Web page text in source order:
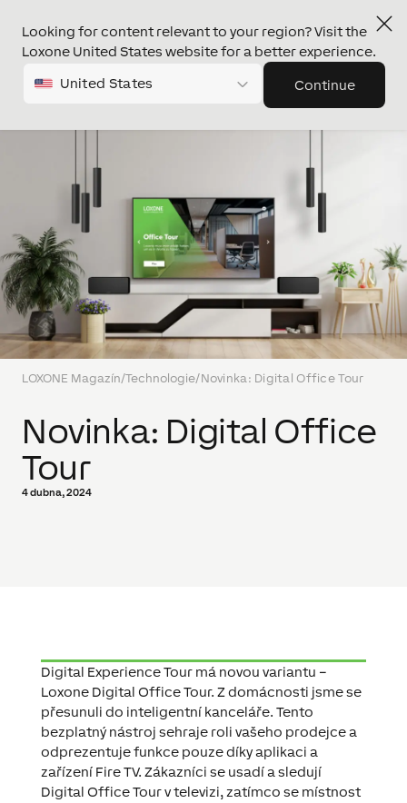
Looking for content relevant to your region? Visit the
Loxone United States website for a better experience.
United States Continue
LOXONE Magazín/Technologie/Novinka: Digital Office Tour
Novinka: Digital Office
Tour
4 dubna, 2024
Digital Experience Tour má novou variantu –
Loxone Digital Office Tour. Z domácnosti jsme se
přesunuli do inteligentní kanceláře. Tento
bezplatný nástroj sehraje roli vašeho prodejce a
odprezentuje funkce pouze díky aplikaci a
zařízení Fire TV. Zákazníci se usadí a sledují
Digital Office Tour v televizi, zatímco se místnost